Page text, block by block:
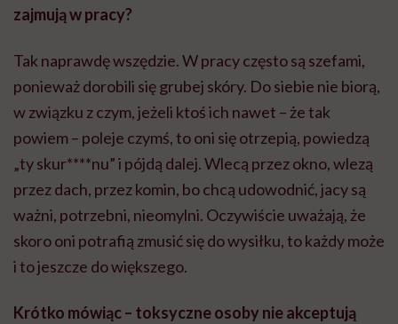
zajmują w pracy?
Tak naprawdę wszędzie. W pracy często są szefami,
ponieważ dorobili się grubej skóry. Do siebie nie biorą,
w związku z czym, jeżeli ktoś ich nawet – że tak
powiem – poleje czymś, to oni się otrzepią, powiedzą
„ty skur****nu” i pójdą dalej. Wlecą przez okno, wlezą
przez dach, przez komin, bo chcą udowodnić, jacy są
ważni, potrzebni, nieomylni. Oczywiście uważają, że
skoro oni potrafią zmusić się do wysiłku, to każdy może
i to jeszcze do większego.
Krótko mówiąc – toksyczne osoby nie akceptują